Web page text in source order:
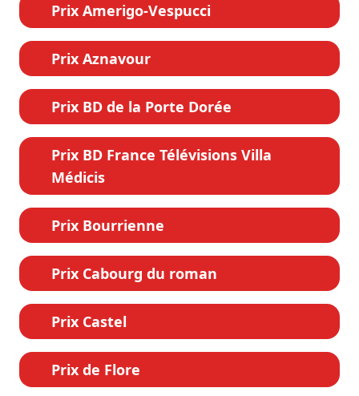
Prix Amerigo-Vespucci
Prix Aznavour
Prix BD de la Porte Dorée
Prix BD France Télévisions Villa
Médicis
Prix Bourrienne
Prix Cabourg du roman
Prix Castel
Prix de Flore